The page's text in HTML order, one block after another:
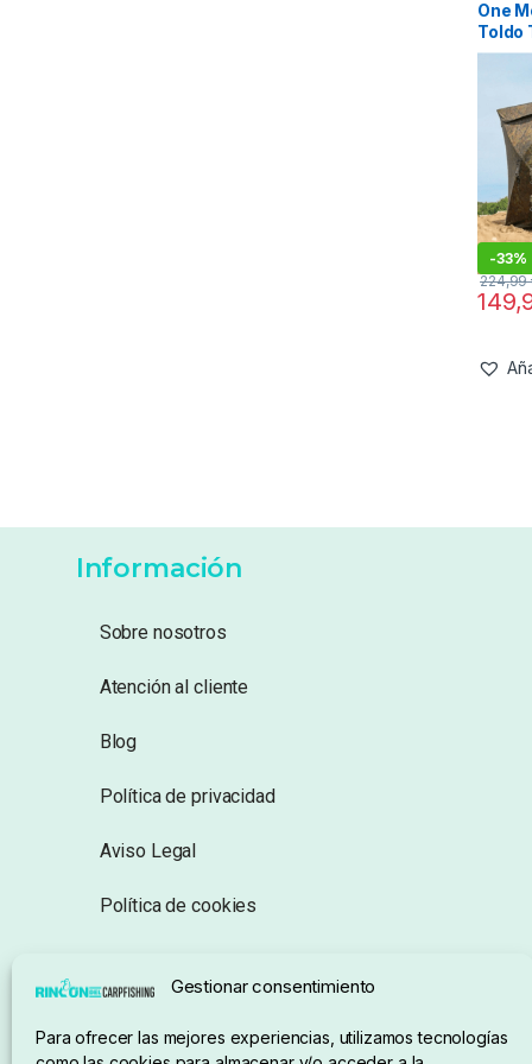
Gestionar consentimiento
Para ofrecer las mejores experiencias, utilizamos tecnologías
One
Toldo
-33%
224,99
Información
Sobre nosotros
Atención al cliente
Blog
Política de privacidad
Aviso Legal
Política de cookies
Condiciones de compra